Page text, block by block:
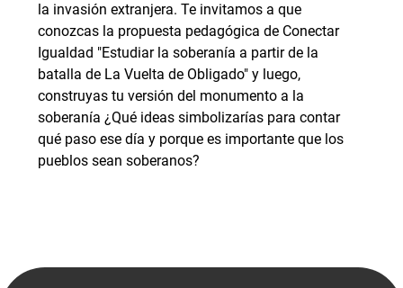
la invasión extranjera. Te invitamos a que
conozcas la propuesta pedagógica de Conectar
Igualdad "Estudiar la soberanía a partir de la
batalla de La Vuelta de Obligado" y luego,
construyas tu versión del monumento a la
soberanía ¿Qué ideas simbolizarías para contar
qué paso ese día y porque es importante que los
pueblos sean soberanos?